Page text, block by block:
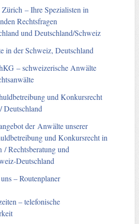
– Ihre Spezialisten in
Rechtsfragen
und Deutschland/Schweiz
in der Schweiz, Deutschland
– schweizerische Anwälte
und Konkursrecht
Deutschland
der Anwälte unserer
und Konkursrecht in
/ Rechtsberatung und
Deutschland
– Routenplaner
– telefonische